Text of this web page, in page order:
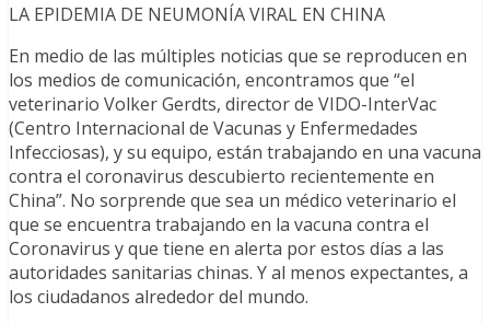
LA EPIDEMIA DE NEUMONÍA VIRAL EN CHINA
En medio de las múltiples noticias que se reproducen en
los medios de comunicación, encontramos que “el
veterinario Volker Gerdts, director de VIDO-InterVac
(Centro Internacional de Vacunas y Enfermedades
Infecciosas), y su equipo, están trabajando en una vacuna
contra el coronavirus descubierto recientemente en
China”. No sorprende que sea un médico veterinario el
que se encuentra trabajando en la vacuna contra el
Coronavirus y que tiene en alerta por estos días a las
autoridades sanitarias chinas. Y al menos expectantes, a
los ciudadanos alrededor del mundo.